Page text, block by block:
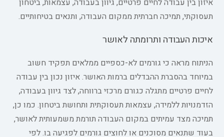
איזון בין עבודה לחיים פרטיים, גיוון בעבודה, עצמאות, ביטחון
תעסוקתי, תמיכה חברתית ממקום העבודה, ותנאים בטיחותיים.
איכות העבודה ותרומתה לאושר
הניתוח מראה כי גורמים לא-כספיים ממלאים תפקיד חשוב
במיוחד בהסברת ההבדלים ברמות האושר. איזון נכון בין עבודה
לחיים פרטיים מתגלה כגורם מרכזי ברווחה, לצד גיוון בעבודה,
הזדמנויות ללמידה, עצמאות תעסוקתית ותחושת ביטחון. כמו כן,
תמיכה מצד עמיתים במקום העבודה תורמת משמעותית לאושר,
בעוד שתנאים מסוכנים או לחוצים גורמים לפגיעה בו. לפי